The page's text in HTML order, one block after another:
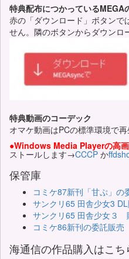
特典配布につかっているMEGA
赤の「ダウンロード」ボタンで
せん。隣のボタンからダウンロ
特典動画のコーデック
オマケ動画はPCの標準環境で
●Windows Media Playerの高
ストールします→CCCP か
保管庫
コミケ87新刊「甘ぷ」の
サンクリ65 田舎少女3
サンクリ65 田舎少女３
コミケ86新刊の委託販売
海通信の作品購入はこち